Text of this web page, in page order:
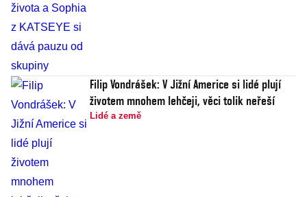
Filip Vondrášek: V Jižní Americe si lidé plují
životem mnohem lehčeji, věci tolik neřeší
Lidé a země